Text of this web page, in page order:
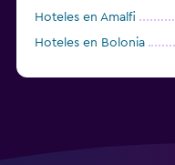
Hoteles en Amalfi
Hoteles en Bolonia